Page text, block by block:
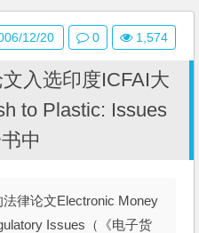
入选印度ICFAI大
to Plastic: Issues
中
律论文Electronic Money
Issues（《电子货
12/20 0 1,574